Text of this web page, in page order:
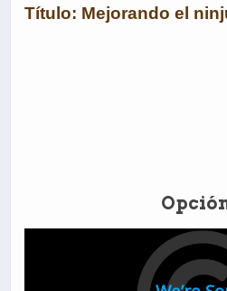
Título: Mejorando el